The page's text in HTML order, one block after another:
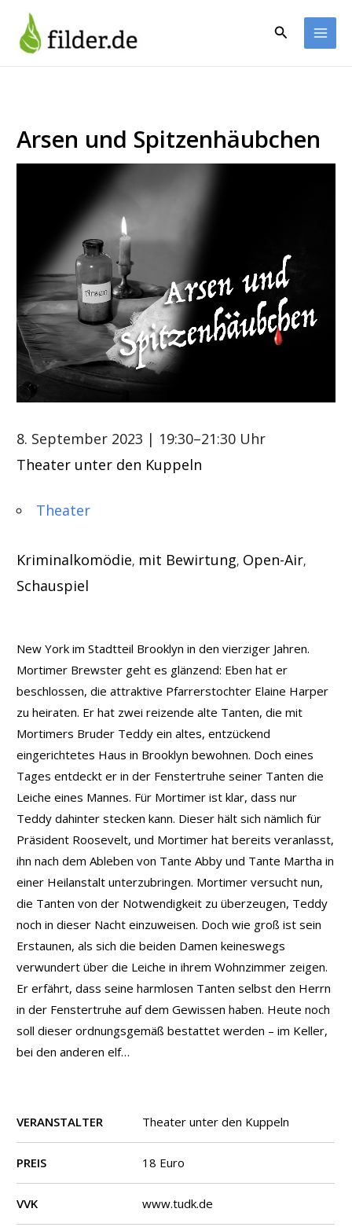
Inhalt
springen
Suchen
Arsen und Spitzenhäubchen
8. September 2023 | 19:30–21:30 Uhr
Theater unter den Kuppeln
Theater
Kriminalkomödie, mit Bewirtung, Open-Air,
Schauspiel
New York im Stadtteil Brooklyn in den vierziger Jahren.
Mortimer Brewster geht es glänzend: Eben hat er
beschlossen, die attraktive Pfarrerstochter Elaine Harper
zu heiraten. Er hat zwei reizende alte Tanten, die mit
Mortimers Bruder Teddy ein altes, entzückend
eingerichtetes Haus in Brooklyn bewohnen. Doch eines
Tages entdeckt er in der Fenstertruhe seiner Tanten die
Leiche eines Mannes. Für Mortimer ist klar, dass nur
Teddy dahinter stecken kann. Dieser hält sich nämlich für
Präsident Roosevelt, und Mortimer hat bereits veranlasst,
ihn nach dem Ableben von Tante Abby und Tante Martha in
einer Heilanstalt unterzubringen. Mortimer versucht nun,
die Tanten von der Notwendigkeit zu überzeugen, Teddy
noch in dieser Nacht einzuweisen. Doch wie groß ist sein
Erstaunen, als sich die beiden Damen keineswegs
verwundert über die Leiche in ihrem Wohnzimmer zeigen.
Er erfährt, dass seine harmlosen Tanten selbst den Herrn
in der Fenstertruhe auf dem Gewissen haben. Heute noch
soll dieser ordnungsgemäß bestattet werden – im Keller,
bei den anderen elf…
VERANSTALTER Theater unter den Kuppeln
PREIS 18 Euro
VVK www.tudk.de